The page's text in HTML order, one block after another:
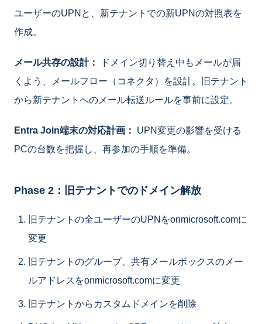
ユーザーのUPNと、新テナントでの新UPNの対照表を
作成。
メール共存の設計：
ドメイン切り替え中もメールが届
くよう、メールフロー（コネクタ）を設計。旧テナント
から新テナントへのメール転送ルールを事前に設定。
Entra Join端末の対応計画：
UPN変更の影響を受ける
PCの台数を把握し、再参加の手順を準備。
Phase 2：旧テナントでのドメイン解放
旧テナントの全ユーザーのUPNをonmicrosoft.comに
変更
旧テナントのグループ、共有メールボックスのメー
ルアドレスをonmicrosoft.comに変更
旧テナントからカスタムドメインを削除